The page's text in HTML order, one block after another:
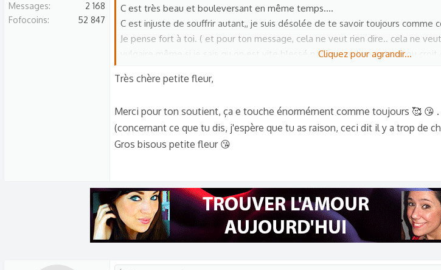
i
o
n
s
Messages
2 168
Fofocoins
52 847
C est très beau et bouleversant en même temps….
C est injuste de souffrir autant,, je suis désolée de te savoir toujours comme
Je pense fort à toi. ( et pour ton message, cela ne veut rien dire.. cela ne
vulgaire même si je sais qu on est vite blessé par ce que l on entend ou croit
Cliquez pour agrandir...
Très chère petite fleur,
Merci pour ton soutient, ça e touche énormément comme toujours 🥰 😘 .
(concernant ce que tu dis, j'espère que tu as raison, ceci dit il y a trop de
Gros bisous petite fleur 😘